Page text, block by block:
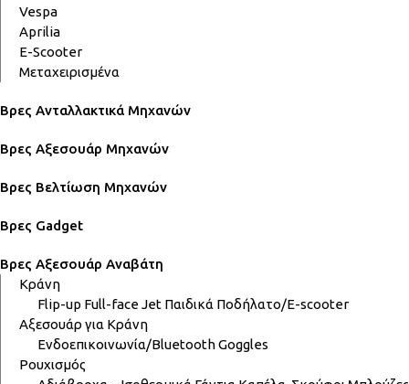
Vespa
Aprilia
E-Scooter
Μεταχειρισμένα
Βρες Ανταλλακτικά Μηχανών
Βρες Αξεσουάρ Μηχανών
Βρες Βελτίωση Μηχανών
Βρες Gadget
Βρες Αξεσουάρ Αναβάτη
Κράνη
Flip-up Full-faceJet Παιδικά Ποδήλατο/E-scooter
Αξεσουάρ για Κράνη
Ενδοεπικοινωνία/BluetoothGoggles
Ρουχισμός